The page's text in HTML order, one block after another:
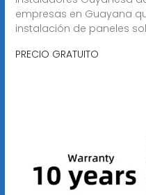
empresas en Guayana
instalación de paneles
PRECIO GRATUITO